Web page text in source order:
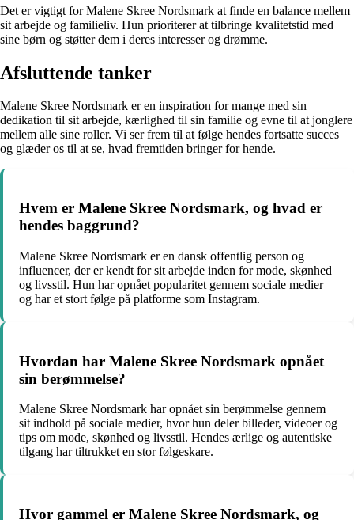
Det er vigtigt for Malene Skree Nordsmark at finde en balance mellem
sit arbejde og familieliv. Hun prioriterer at tilbringe kvalitetstid med
sine børn og støtter dem i deres interesser og drømme.
Afsluttende tanker
Malene Skree Nordsmark er en inspiration for mange med sin
dedikation til sit arbejde, kærlighed til sin familie og evne til at jonglere
mellem alle sine roller. Vi ser frem til at følge hendes fortsatte succes
og glæder os til at se, hvad fremtiden bringer for hende.
Hvem er Malene Skree Nordsmark, og hvad er
hendes baggrund?
Malene Skree Nordsmark er en dansk offentlig person og
influencer, der er kendt for sit arbejde inden for mode, skønhed
og livsstil. Hun har opnået popularitet gennem sociale medier
og har et stort følge på platforme som Instagram.
Hvordan har Malene Skree Nordsmark opnået
sin berømmelse?
Malene Skree Nordsmark har opnået sin berømmelse gennem
sit indhold på sociale medier, hvor hun deler billeder, videoer og
tips om mode, skønhed og livsstil. Hendes ærlige og autentiske
tilgang har tiltrukket en stor følgeskare.
Hvor gammel er Malene Skree Nordsmark, og